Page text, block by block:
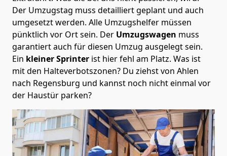
Der Umzugstag muss detailliert geplant und auch
umgesetzt werden. Alle Umzugshelfer müssen
pünktlich vor Ort sein. Der Umzugswagen muss
garantiert auch für diesen Umzug ausgelegt sein.
Ein kleiner Sprinter ist hier fehl am Platz. Was ist
mit den Halteverbotszonen? Du ziehst von Ahlen
nach Regensburg und kannst noch nicht einmal vor
der Haustür parken?